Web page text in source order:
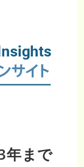
年まで